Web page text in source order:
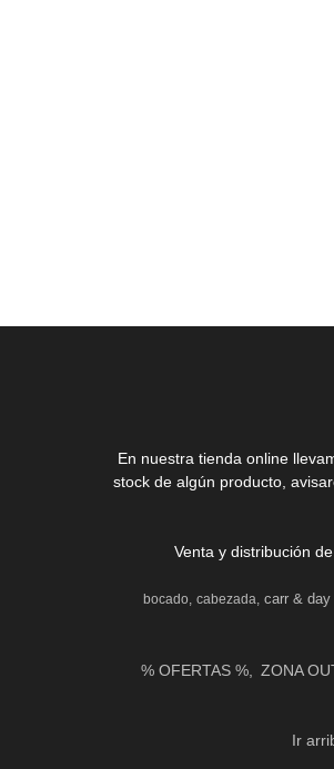
En nuestra tienda online
stock de algún producto,
Venta y distribución
bocado cabezada carr &
% OFERTAS % ZONA
Ir